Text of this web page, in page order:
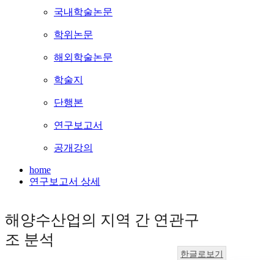
국내학술논문
학위논문
해외학술논문
학술지
단행본
연구보고서
공개강의
home
연구보고서 상세
해양수산업의 지역 간 연관구
조 분석
한글로보기